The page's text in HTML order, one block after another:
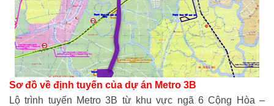
Sơ đồ về định tuyến của dự án Metro 3B
Lộ trình tuyến Metro 3B từ khu vực ngã 6 Cộng Hòa –